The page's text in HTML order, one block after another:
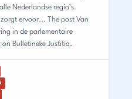
Nederlandse regio’s.
ervoor... The post Van
in de parlementaire
Bulletineke Justitia.